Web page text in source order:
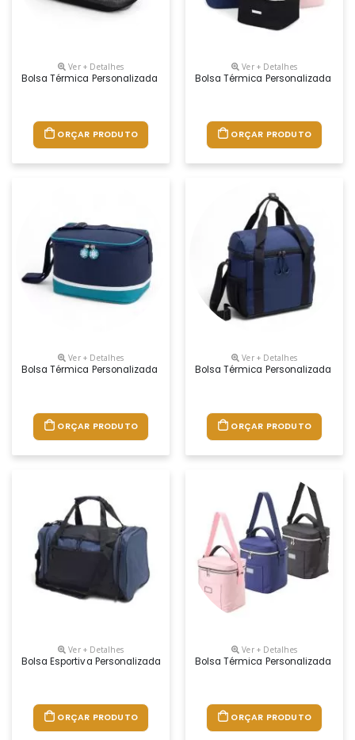
Ver + Detalhes
Bolsa Térmica Personalizada
ORÇAR PRODUTO
Ver + Detalhes
Bolsa Térmica Personalizada
ORÇAR PRODUTO
Ver + Detalhes
Bolsa Térmica Personalizada
ORÇAR PRODUTO
Ver + Detalhes
Bolsa Térmica Personalizada
ORÇAR PRODUTO
Ver + Detalhes
Bolsa Esportiva Personalizada
ORÇAR PRODUTO
Ver + Detalhes
Bolsa Térmica Personalizada
ORÇAR PRODUTO